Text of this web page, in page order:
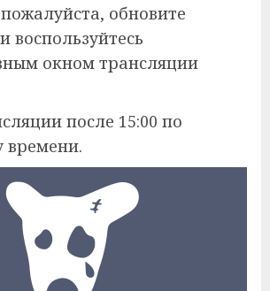
обновите
воспользуйтесь
окном трансляции
после 15:00 по
времени.